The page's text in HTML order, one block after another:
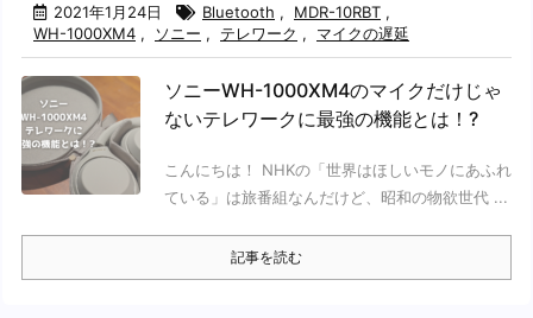
2021年1月24日 Bluetooth , MDR-10RBT ,
WH-1000XM4 , ソニー , テレワーク , マイクの遅延
ソニーWH-1000XM4のマイクだけじゃ
ないテレワークに最強の機能とは！?
こんにちは！ NHKの「世界はほしいモノにあふれ
ている」は旅番組なんだけど、昭和の物欲世代 ...
記事を読む